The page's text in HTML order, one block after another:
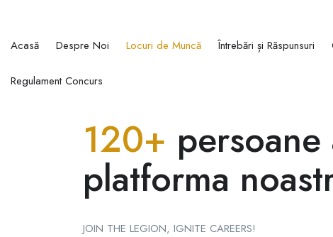
Acasă Despre Noi Locuri de Muncă Întrebări și Răspunsuri
Regulament Concurs
120+
platforma
JOIN THE LEGION, IGNITE CAREERS!